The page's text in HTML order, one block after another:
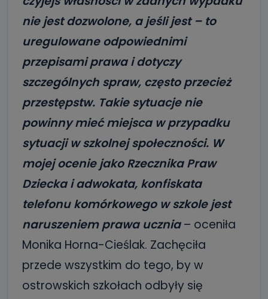
nie jest dozwolone, a jeśli jest – to
uregulowane odpowiednimi
przepisami prawa i dotyczy
szczególnych spraw, często przecież
przestępstw. Takie sytuacje nie
powinny mieć miejsca w przypadku
sytuacji w szkolnej społeczności. W
mojej ocenie jako Rzecznika Praw
Dziecka i adwokata, konfiskata
telefonu komórkowego w szkole jest
naruszeniem prawa ucznia – oceniła
Monika Horna-Cieślak. Zachęciła
przede wszystkim do tego, by w
ostrowskich szkołach odbyły się